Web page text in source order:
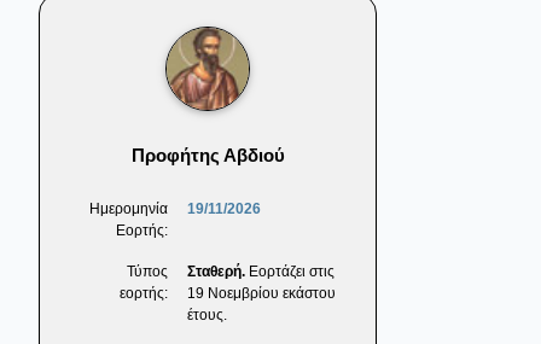
Προφήτης Αβδιού
Ημερομηνία
Εορτής:
19/11/2026
Τύπος
εορτής:
Σταθερή. Εορτάζει στις
19 Νοεμβρίου εκάστου
έτους.